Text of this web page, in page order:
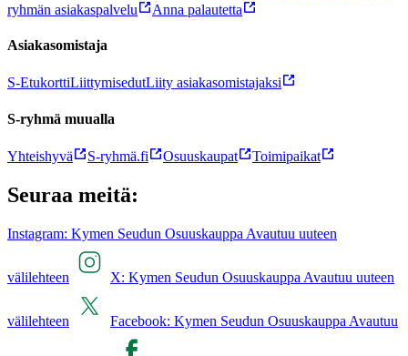
ryhmän asiakaspalvelu
Anna palautetta
Asiakasomistaja
S-EtukorttiLiittymisedutLiity asiakasomistajaksi
S-ryhmä muualla
Yhteishyvä S-ryhmä.fi Osuuskaupat Toimipaikat
Seuraa meitä:
Instagram: Kymen Seudun Osuuskauppa Avautuu uuteen
välilehteen X: Kymen Seudun Osuuskauppa Avautuu uuteen
välilehteen Facebook: Kymen Seudun Osuuskauppa Avautuu